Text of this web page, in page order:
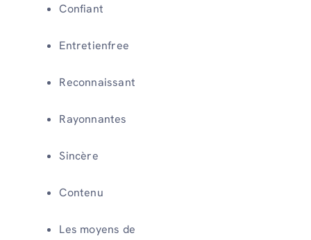
Confiant
Entretienfree
Reconnaissant
Rayonnantes
Sincère
Contenu
Les moyens de